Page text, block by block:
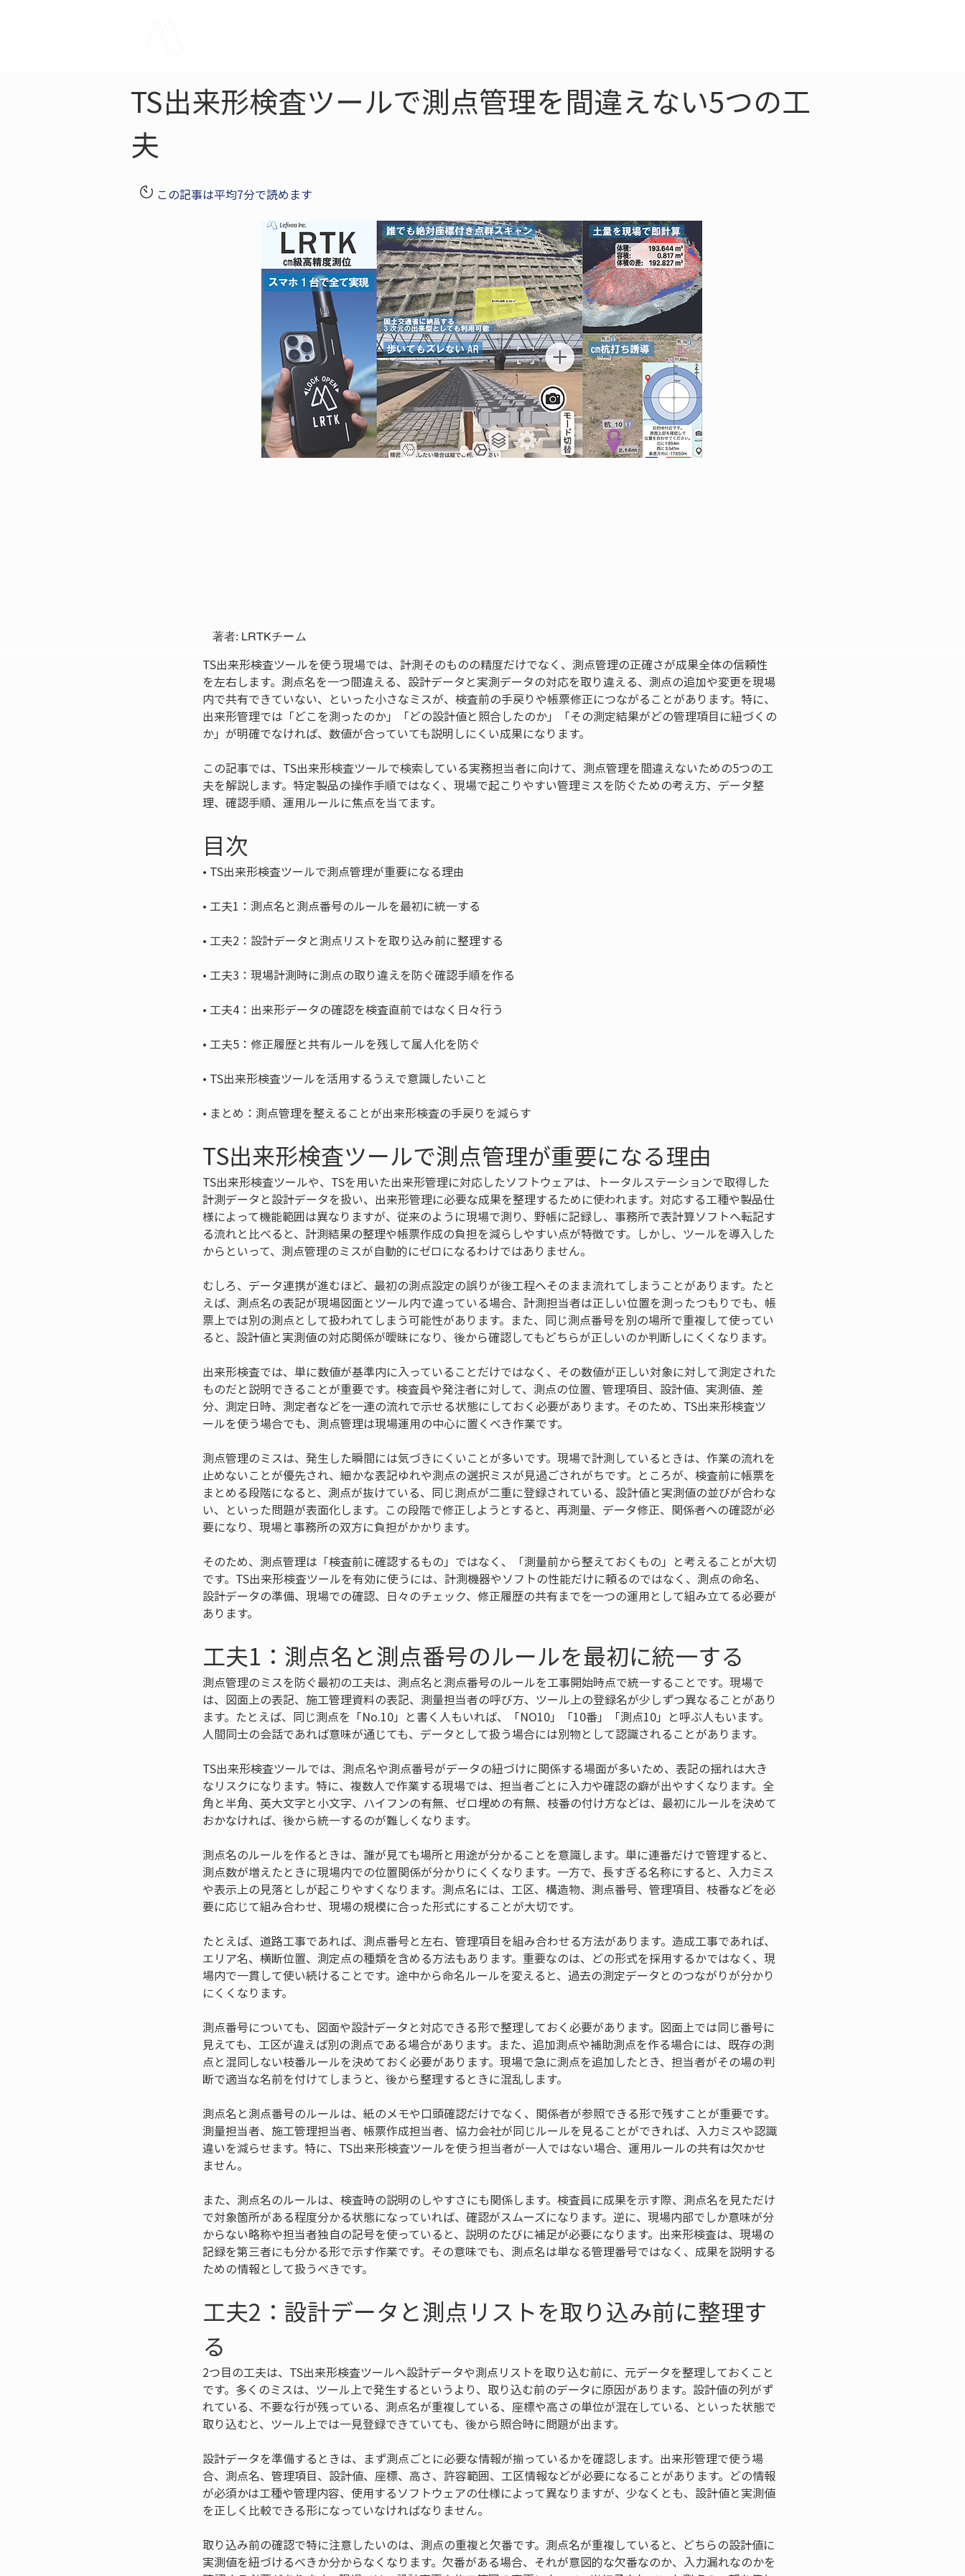
TS出来形検査ツールで測点管理を間違えない5つの工
夫
この記事は平均7分で読めます
著者: LRTKチーム
TS出来形検査ツールを使う現場では、計測そのものの精度だけでなく、測点管理の正確さが成果全体の信頼性
を左右します。測点名を一つ間違える、設計データと実測データの対応を取り違える、測点の追加や変更を現場
内で共有できていない、といった小さなミスが、検査前の手戻りや帳票修正につながることがあります。特に、
出来形管理では「どこを測ったのか」「どの設計値と照合したのか」「その測定結果がどの管理項目に紐づくの
か」が明確でなければ、数値が合っていても説明しにくい成果になります。
この記事では、TS出来形検査ツールで検索している実務担当者に向けて、測点管理を間違えないための5つの工
夫を解説します。特定製品の操作手順ではなく、現場で起こりやすい管理ミスを防ぐための考え方、データ整
理、確認手順、運用ルールに焦点を当てます。
目次
•
•
•
•
•
•
•
• まとめ：測点管理を整えることが出来形検査の手戻りを減らす
TS出来形検査ツールで測点管理が重要になる理由
TS出来形検査ツールや、TSを用いた出来形管理に対応したソフトウェアは、トータルステーションで取得した
計測データと設計データを扱い、出来形管理に必要な成果を整理するために使われます。対応する工種や製品仕
様によって機能範囲は異なりますが、従来のように現場で測り、野帳に記録し、事務所で表計算ソフトへ転記す
る流れと比べると、計測結果の整理や帳票作成の負担を減らしやすい点が特徴です。しかし、ツールを導入した
からといって、測点管理のミスが自動的にゼロになるわけではありません。
むしろ、データ連携が進むほど、最初の測点設定の誤りが後工程へそのまま流れてしまうことがあります。たと
えば、測点名の表記が現場図面とツール内で違っている場合、計測担当者は正しい位置を測ったつもりでも、帳
票上では別の測点として扱われてしまう可能性があります。また、同じ測点番号を別の場所で重複して使ってい
ると、設計値と実測値の対応関係が曖昧になり、後から確認してもどちらが正しいのか判断しにくくなります。
出来形検査では、単に数値が基準内に入っていることだけではなく、その数値が正しい対象に対して測定された
ものだと説明できることが重要です。検査員や発注者に対して、測点の位置、管理項目、設計値、実測値、差
分、測定日時、測定者などを一連の流れで示せる状態にしておく必要があります。そのため、TS出来形検査ツ
ールを使う場合でも、測点管理は現場運用の中心に置くべき作業です。
測点管理のミスは、発生した瞬間には気づきにくいことが多いです。現場で計測しているときは、作業の流れを
止めないことが優先され、細かな表記ゆれや測点の選択ミスが見過ごされがちです。ところが、検査前に帳票を
まとめる段階になると、測点が抜けている、同じ測点が二重に登録されている、設計値と実測値の並びが合わな
い、といった問題が表面化します。この段階で修正しようとすると、再測量、データ修正、関係者への確認が必
要になり、現場と事務所の双方に負担がかかります。
そのため、測点管理は「検査前に確認するもの」ではなく、「測量前から整えておくもの」と考えることが大切
です。TS出来形検査ツールを有効に使うには、計測機器やソフトの性能だけに頼るのではなく、測点の命名、
設計データの準備、現場での確認、日々のチェック、修正履歴の共有までを一つの運用として組み立てる必要が
あります。
工夫1：測点名と測点番号のルールを最初に統一する
測点管理のミスを防ぐ最初の工夫は、測点名と測点番号のルールを工事開始時点で統一することです。現場で
は、図面上の表記、施工管理資料の表記、測量担当者の呼び方、ツール上の登録名が少しずつ異なることがあり
ます。たとえば、同じ測点を「No.10」と書く人もいれば、「NO10」「10番」「測点10」と呼ぶ人もいます。
人間同士の会話であれば意味が通じても、データとして扱う場合には別物として認識されることがあります。
TS出来形検査ツールでは、測点名や測点番号がデータの紐づけに関係する場面が多いため、表記の揺れは大き
なリスクになります。特に、複数人で作業する現場では、担当者ごとに入力や確認の癖が出やすくなります。全
角と半角、英大文字と小文字、ハイフンの有無、ゼロ埋めの有無、枝番の付け方などは、最初にルールを決めて
おかなければ、後から統一するのが難しくなります。
測点名のルールを作るときは、誰が見ても場所と用途が分かることを意識します。単に連番だけで管理すると、
測点数が増えたときに現場内での位置関係が分かりにくくなります。一方で、長すぎる名称にすると、入力ミス
や表示上の見落としが起こりやすくなります。測点名には、工区、構造物、測点番号、管理項目、枝番などを必
要に応じて組み合わせ、現場の規模に合った形式にすることが大切です。
たとえば、道路工事であれば、測点番号と左右、管理項目を組み合わせる方法があります。造成工事であれば、
エリア名、横断位置、測定点の種類を含める方法もあります。重要なのは、どの形式を採用するかではなく、現
場内で一貫して使い続けることです。途中から命名ルールを変えると、過去の測定データとのつながりが分かり
にくくなります。
測点番号についても、図面や設計データと対応できる形で整理しておく必要があります。図面上では同じ番号に
見えても、工区が違えば別の測点である場合があります。また、追加測点や補助測点を作る場合には、既存の測
点と混同しない枝番ルールを決めておく必要があります。現場で急に測点を追加したとき、担当者がその場の判
断で適当な名前を付けてしまうと、後から整理するときに混乱します。
測点名と測点番号のルールは、紙のメモや口頭確認だけでなく、関係者が参照できる形で残すことが重要です。
測量担当者、施工管理担当者、帳票作成担当者、協力会社が同じルールを見ることができれば、入力ミスや認識
違いを減らせます。特に、TS出来形検査ツールを使う担当者が一人ではない場合、運用ルールの共有は欠かせ
ません。
また、測点名のルールは、検査時の説明のしやすさにも関係します。検査員に成果を示す際、測点名を見ただけ
で対象箇所がある程度分かる状態になっていれば、確認がスムーズになります。逆に、現場内部でしか意味が分
からない略称や担当者独自の記号を使っていると、説明のたびに補足が必要になります。出来形検査は、現場の
記録を第三者にも分かる形で示す作業です。その意味でも、測点名は単なる管理番号ではなく、成果を説明する
ための情報として扱うべきです。
工夫2：設計データと測点リストを取り込み前に整理す
る
2つ目の工夫は、TS出来形検査ツールへ設計データや測点リストを取り込む前に、元データを整理しておくこと
です。多くのミスは、ツール上で発生するというより、取り込む前のデータに原因があります。設計値の列がず
れている、不要な行が残っている、測点名が重複している、座標や高さの単位が混在している、といった状態で
取り込むと、ツール上では一見登録できていても、後から照合時に問題が出ます。
設計データを準備するときは、まず測点ごとに必要な情報が揃っているかを確認します。出来形管理で使う場
合、測点名、管理項目、設計値、座標、高さ、許容範囲、工区情報などが必要になることがあります。どの情報
が必須かは工種や管理内容、使用するソフトウェアの仕様によって異なりますが、少なくとも、設計値と実測値
を正しく比較できる形になっていなければなりません。
取り込み前の確認で特に注意したいのは、測点の重複と欠番です。測点名が重複していると、どちらの設計値に
実測値を紐づけるべきか分からなくなります。欠番がある場合、それが意図的な欠番なのか、入力漏れなのかを